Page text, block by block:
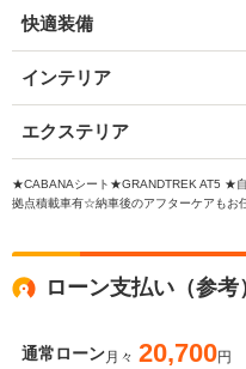
快適装備
インテリア
エクステリア
★CABANAシート★GRANDTREK AT5 ★
拠点積載車有☆納車後のアフターケアもお
ローン支払い（参考
通常ローン月々 20,700円